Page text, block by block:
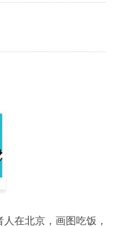
在北京，画图吃饭，